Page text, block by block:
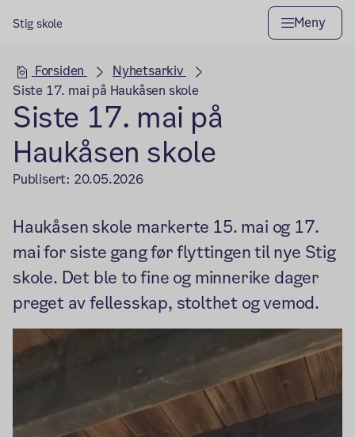
Stig skole Meny
Hovedseksjon
Forsiden
Nyhetsarkiv
Siste 17. mai på Haukåsen skole
Siste 17. mai på
Haukåsen skole
Publisert: 20.05.2026
Haukåsen skole markerte 15. mai og 17.
mai for siste gang før flyttingen til nye Stig
skole. Det ble to fine og minnerike dager
preget av fellesskap, stolthet og vemod.